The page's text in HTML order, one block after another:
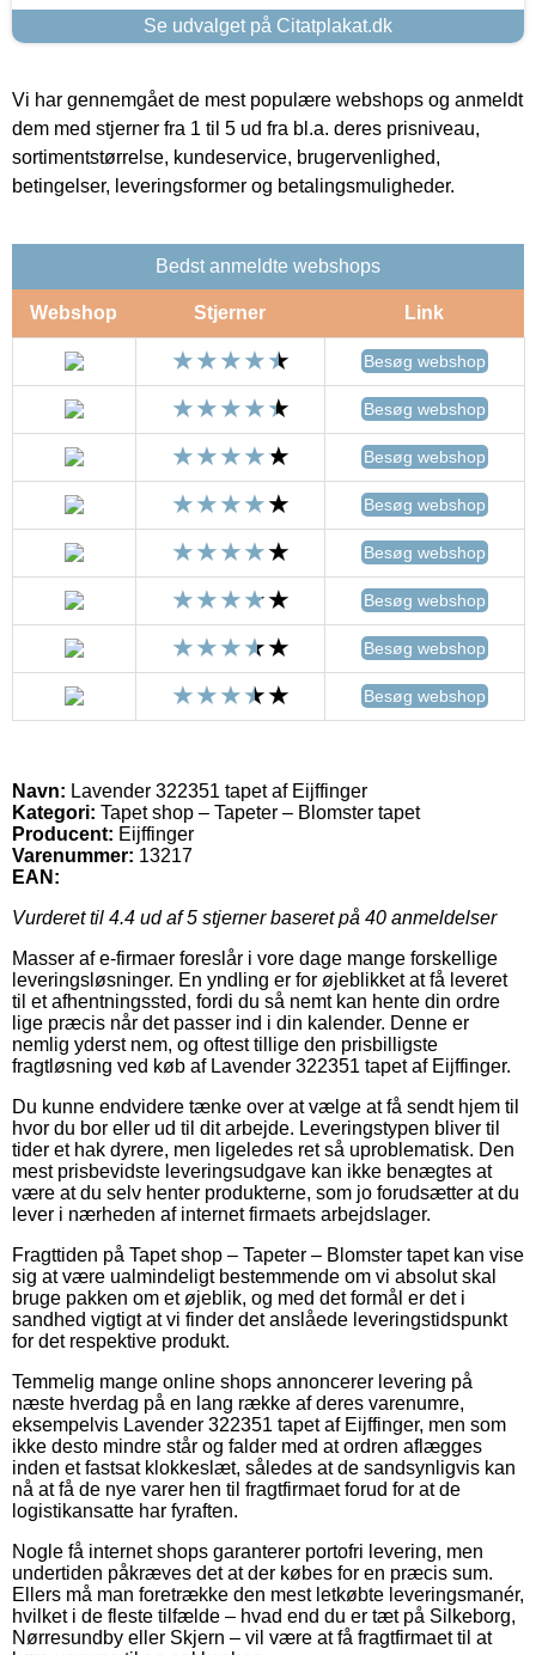
Se udvalget på Citatplakat.dk
Vi har gennemgået de mest populære webshops og anmeldt
dem med stjerner fra 1 til 5 ud fra bl.a. deres prisniveau,
sortimentstørrelse, kundeservice, brugervenlighed,
betingelser, leveringsformer og betalingsmuligheder.
Bedst anmeldte webshops
Webshop Stjerner Link
Besøg webshop
Besøg webshop
Besøg webshop
Besøg webshop
Besøg webshop
Besøg webshop
Besøg webshop
Besøg webshop
Navn: Lavender 322351 tapet af Eijffinger
Kategori: Tapet shop – Tapeter – Blomster tapet
Producent: Eijffinger
Varenummer: 13217
EAN:
Vurderet til 4.4 ud af 5 stjerner baseret på 40 anmeldelser
Masser af e-firmaer foreslår i vore dage mange forskellige
leveringsløsninger. En yndling er for øjeblikket at få leveret
til et afhentningssted, fordi du så nemt kan hente din ordre
lige præcis når det passer ind i din kalender. Denne er
nemlig yderst nem, og oftest tillige den prisbilligste
fragtløsning ved køb af Lavender 322351 tapet af Eijffinger.
Du kunne endvidere tænke over at vælge at få sendt hjem til
hvor du bor eller ud til dit arbejde. Leveringstypen bliver til
tider et hak dyrere, men ligeledes ret så uproblematisk. Den
mest prisbevidste leveringsudgave kan ikke benægtes at
være at du selv henter produkterne, som jo forudsætter at du
lever i nærheden af internet firmaets arbejdslager.
Fragttiden på Tapet shop – Tapeter – Blomster tapet kan vise
sig at være ualmindeligt bestemmende om vi absolut skal
bruge pakken om et øjeblik, og med det formål er det i
sandhed vigtigt at vi finder det anslåede leveringstidspunkt
for det respektive produkt.
Temmelig mange online shops annoncerer levering på
næste hverdag på en lang række af deres varenumre,
eksempelvis Lavender 322351 tapet af Eijffinger, men som
ikke desto mindre står og falder med at ordren aflægges
inden et fastsat klokkeslæt, således at de sandsynligvis kan
nå at få de nye varer hen til fragtfirmaet forud for at de
logistikansatte har fyraften.
Nogle få internet shops garanterer portofri levering, men
undertiden påkræves det at der købes for en præcis sum.
Ellers må man foretrække den mest letkøbte leveringsmanér,
hvilket i de fleste tilfælde – hvad end du er tæt på Silkeborg,
Nørresundby eller Skjern – vil være at få fragtfirmaet til at